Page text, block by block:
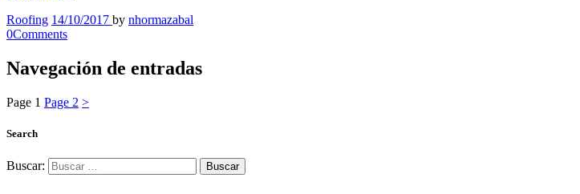
Roofing 14/10/2017 by nhormazabal
0Comments
Navegación de entradas
Page 1 Page 2 >
Search
Buscar: